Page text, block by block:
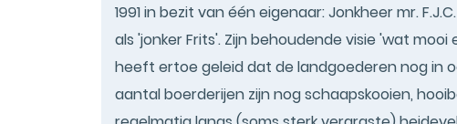
1991 in bezit van één eigenaar: Jonkheer mr.
als 'jonker Frits'. Zijn behoudende visie 'wat
heeft ertoe geleid dat de landgoederen nog in
aantal boerderijen zijn nog schaapskooien,